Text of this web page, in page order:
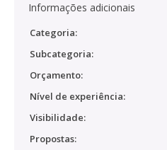
Informações adicionais
Categoria:
Subcategoria:
Orçamento:
Nível de experiência:
Visibilidade:
Propostas: